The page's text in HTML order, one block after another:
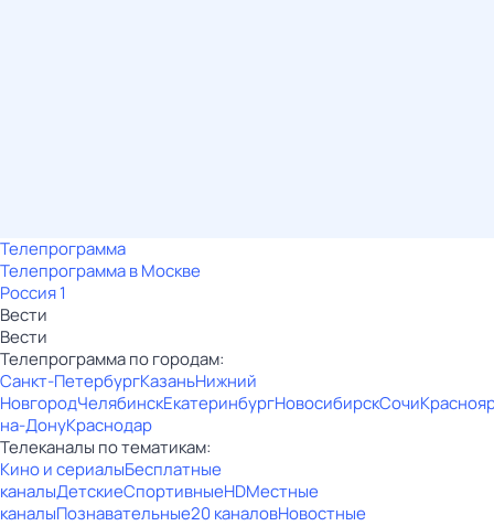
Телепрограмма
Телепрограмма в Москве
Россия 1
Вести
Вести
Телепрограмма по городам:
Санкт-ПетербургКазаньНижний
НовгородЧелябинскЕкатеринбургНовосибирскСочи
на-ДонуКраснодар
Телеканалы по тематикам:
Кино и сериалыБесплатные
каналыДетскиеСпортивныеHDМестные
каналыПознавательные20 каналовНовостные